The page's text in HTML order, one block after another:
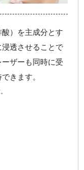
）を主成分とす
透させることで
ザーも同時に受
きます。